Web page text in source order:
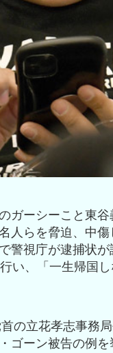
ガーシーこと東谷
人らを脅迫、中
警視庁が逮捕状
い、「一生帰国
の立花孝志事務
ゴーン被告の例を